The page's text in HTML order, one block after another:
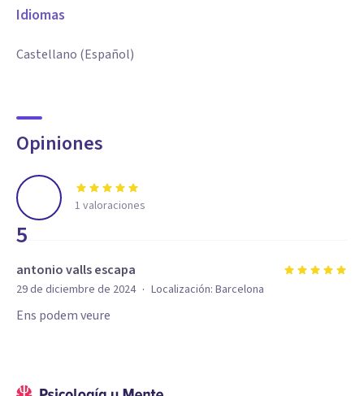
Idiomas
Castellano (Español)
Opiniones
5
1 valoraciones
antonio valls escapa
29 de diciembre de 2024 · Localización: Barcelona
Ens podem veure